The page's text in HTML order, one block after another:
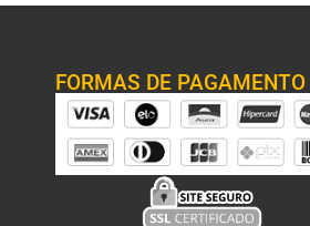
FORMAS DE PAGAMENTO